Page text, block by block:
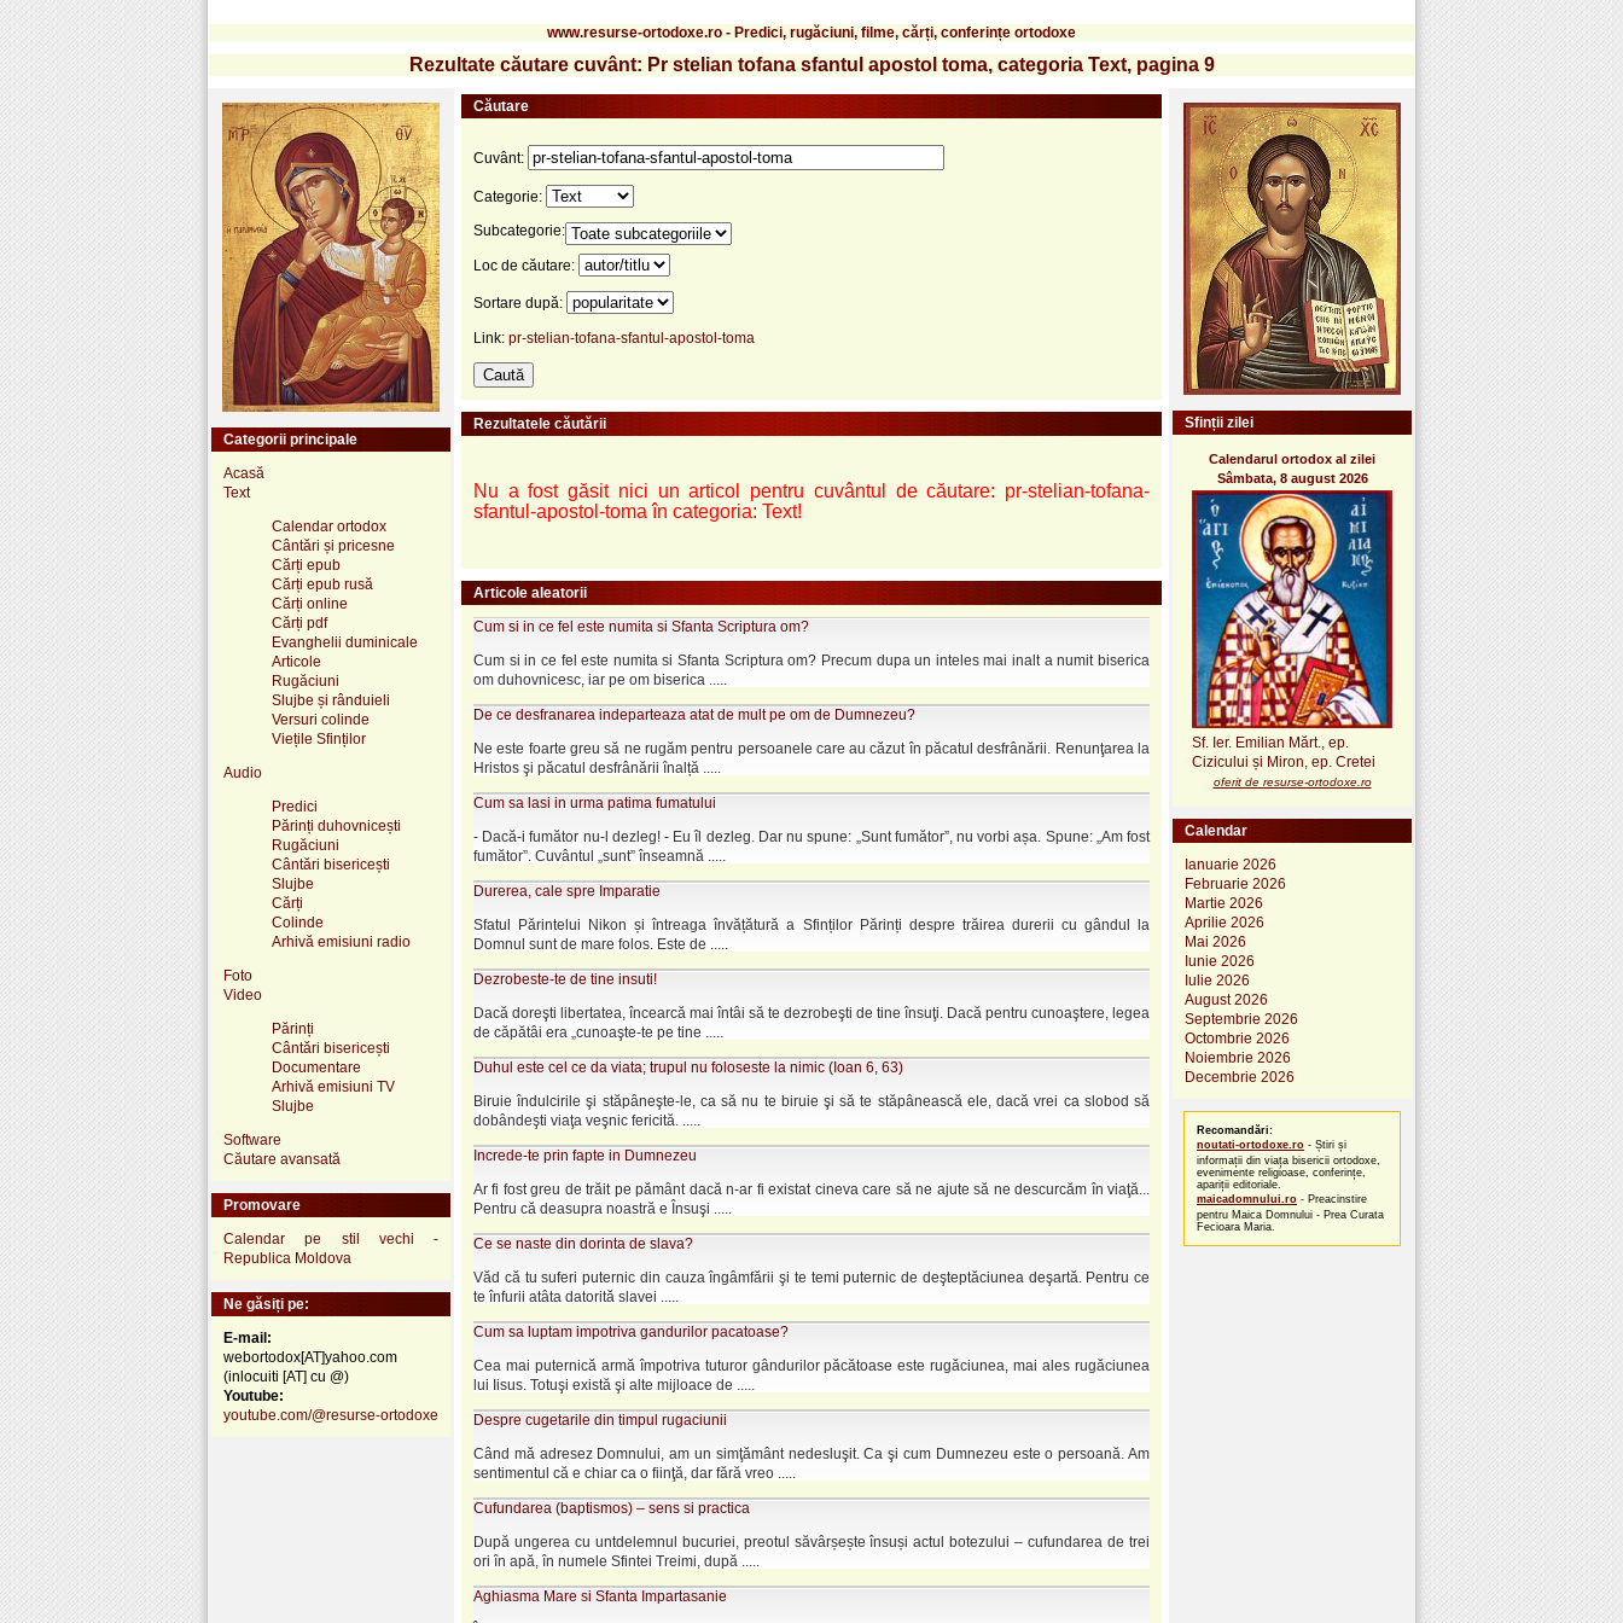
www.resurse-ortodoxe.ro - Predici, rugăciuni, filme, cărți, conferințe ortodoxe
Rezultate căutare cuvânt: Pr stelian tofana sfantul apostol toma, categoria Text, pagina 9
Categorii principale
Acasă
Text
Calendar ortodox
Cântări și pricesne
Cărți epub
Cărți epub rusă
Cărți online
Cărți pdf
Evanghelii duminicale
Articole
Rugăciuni
Slujbe și rânduieli
Versuri colinde
Viețile Sfinților
Audio
Predici
Părinți duhovnicești
Rugăciuni
Cântări bisericești
Slujbe
Cărți
Colinde
Arhivă emisiuni radio
Foto
Video
Părinți
Cântări bisericești
Documentare
Arhivă emisiuni TV
Slujbe
Software
Căutare avansată
Promovare
Calendar pe stil vechi -
Republica Moldova
Ne găsiți pe:
E-mail:
webortodox[AT]yahoo.com
(inlocuiti [AT] cu @)
Youtube:
youtube.com/@resurse-ortodoxe
Căutare
Cuvânt:
Categorie:
Subcategorie:
Loc de căutare:
Sortare după:
Link: pr-stelian-tofana-sfantul-apostol-toma
Rezultatele căutării
Nu a fost găsit nici un articol pentru cuvântul de căutare: pr-stelian-tofana-
sfantul-apostol-toma în categoria: Text!
Articole aleatorii
Cum si in ce fel este numita si Sfanta Scriptura om?
Cum si in ce fel este numita si Sfanta Scriptura om? Precum dupa un inteles mai inalt a numit biserica
om duhovnicesc, iar pe om biserica .....
De ce desfranarea indeparteaza atat de mult pe om de Dumnezeu?
Ne este foarte greu să ne rugăm pentru persoanele care au căzut în păcatul desfrânării. Renunţarea la
Hristos şi păcatul desfrânării înalță .....
Cum sa lasi in urma patima fumatului
- Dacă-i fumător nu-l dezleg! - Eu îl dezleg. Dar nu spune: „Sunt fumător”, nu vorbi așa. Spune: „Am fost
fumător”. Cuvântul „sunt” înseamnă .....
Durerea, cale spre Imparatie
Sfatul Părintelui Nikon și întreaga învățătură a Sfinților Părinți despre trăirea durerii cu gândul la
Domnul sunt de mare folos. Este de .....
Dezrobeste-te de tine insuti!
Dacă doreşti libertatea, încearcă mai întâi să te dezrobeşti de tine însuţi. Dacă pentru cunoaştere, legea
de căpătâi era „cunoaşte-te pe tine .....
Duhul este cel ce da viata; trupul nu foloseste la nimic (Ioan 6, 63)
Biruie îndulcirile şi stăpâneşte-le, ca să nu te biruie şi să te stăpânească ele, dacă vrei ca slobod să
dobândeşti viaţa veşnic fericită. .....
Increde-te prin fapte in Dumnezeu
Ar fi fost greu de trăit pe pământ dacă n-ar fi existat cineva care să ne ajute să ne descurcăm în viaţă...
Pentru că deasupra noastră e Însuşi .....
Ce se naste din dorinta de slava?
Văd că tu suferi puternic din cauza îngâmfării şi te temi puternic de deşteptăciunea deşartă. Pentru ce
te înfurii atâta datorită slavei .....
Cum sa luptam impotriva gandurilor pacatoase?
Cea mai puternică armă împotriva tuturor gândurilor păcătoase este rugăciunea, mai ales rugăciunea
lui Iisus. Totuşi există şi alte mijloace de .....
Despre cugetarile din timpul rugaciunii
Când mă adresez Domnului, am un simţământ nedesluşit. Ca şi cum Dumnezeu este o persoană. Am
sentimentul că e chiar ca o fiinţă, dar fără vreo .....
Cufundarea (baptismos) – sens si practica
După ungerea cu untdelemnul bucuriei, preotul săvârșește însuși actul botezului – cufundarea de trei
ori în apă, în numele Sfintei Treimi, după .....
Aghiasma Mare si Sfanta Impartasanie
Sfinții zilei
Calendarul ortodox al zilei
Sâmbata, 8 august 2026
Sf. Ier. Emilian Mărt., ep.
Cizicului și Miron, ep. Cretei
oferit de resurse-ortodoxe.ro
Calendar
Ianuarie 2026
Februarie 2026
Martie 2026
Aprilie 2026
Mai 2026
Iunie 2026
Iulie 2026
August 2026
Septembrie 2026
Octombrie 2026
Noiembrie 2026
Decembrie 2026
Recomandări:
noutati-ortodoxe.ro - Știri și
informații din viața bisericii ortodoxe,
evenimente religioase, conferințe,
apariții editoriale.
maicadomnului.ro - Preacinstire
pentru Maica Domnului - Prea Curata
Fecioara Maria.